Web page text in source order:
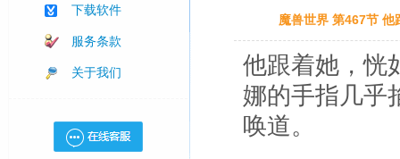
下载软件
服务条款
关于我们
魔兽世界 第467节 他
他跟着她，恍
娜的手指几乎
唤道。